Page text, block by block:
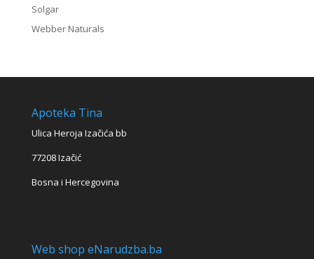
Solgar
Webber Naturals
Apoteka Tina
Ulica Heroja Izačića bb
77208 Izačić
Bosna i Hercegovina
Web shop eNarudzba.ba